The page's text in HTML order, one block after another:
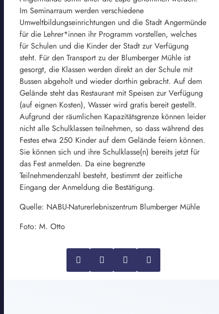
Im Seminarraum werden verschiedene
Umweltbildungseinrichtungen und die Stadt Angermünde
für die Lehrer*innen ihr Programm vorstellen, welches
für Schulen und die Kinder der Stadt zur Verfügung
steht. Für den Transport zu der Blumberger Mühle ist
gesorgt, die Klassen werden direkt an der Schule mit
Bussen abgeholt und wieder dorthin gebracht. Auf dem
Gelände steht das Restaurant mit Speisen zur Verfügung
(auf eignen Kosten), Wasser wird gratis bereit gestellt.
Aufgrund der räumlichen Kapazitätsgrenze können leider
nicht alle Schulklassen teilnehmen, so dass während des
Festes etwa 250 Kinder auf dem Gelände feiern können.
Sie können sich und ihre Schulklasse(n) bereits jetzt für
das Fest anmelden. Da eine begrenzte
Teilnehmendenzahl besteht, bestimmt der zeitliche
Eingang der Anmeldung die Bestätigung.
Quelle: NABU-Naturerlebniszentrum Blumberger Mühle
Foto: M. Otto